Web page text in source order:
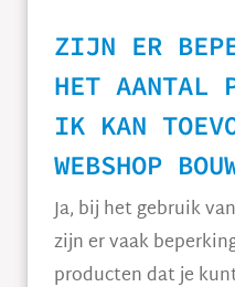
ZIJN ER
HET AANTAL
IK KAN
WEBSHOP
Ja, bij het gebruik
zijn er vaak
producten dat je